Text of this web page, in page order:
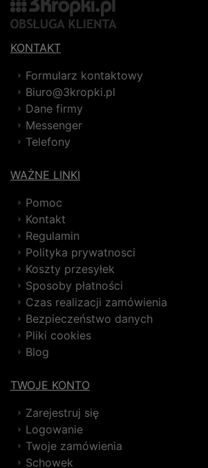
KONTAKT
Formularz kontaktowy
Biuro@3kropki.pl
Dane firmy
Messenger
Telefony
WAŻNE LINKI
Pomoc
Kontakt
Regulamin
Polityka prywatnosci
Koszty przesyłek
Sposoby płatności
Czas realizacji zamówienia
Bezpieczeństwo danych
Pliki cookies
Blog
TWOJE KONTO
Zarejestruj się
Logowanie
Twoje zamówienia
Schowek